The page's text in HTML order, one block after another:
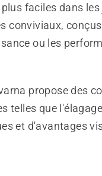
faciles dans
conviviaux,
ou les
propose des
telles que
et d'avantages